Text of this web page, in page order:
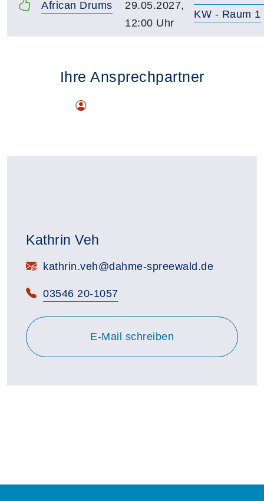
African Drums
29.05.2027,
12:00 Uhr
KW - Raum 1
Ihre Ansprechpartner
Kathrin Veh
E-Mail:kathrin.veh@dahme-spreewald.de
Telefon:
03546 20-1057
E-Mail schreiben